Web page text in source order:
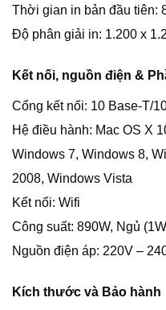
Thời gian in bản đầu tiên:
Độ phân giải in: 1.200 x
Kết nối, nguồn điện &
Cổng kết nối: 10 Base-T/
Hệ điều hành: Mac OS X
Windows 7, Windows 8,
2008, Windows Vista
Kết nối: Wifi
Công suất: 890W, Ngủ
Nguồn điện áp: 220V –
Kích thước và Bảo hành